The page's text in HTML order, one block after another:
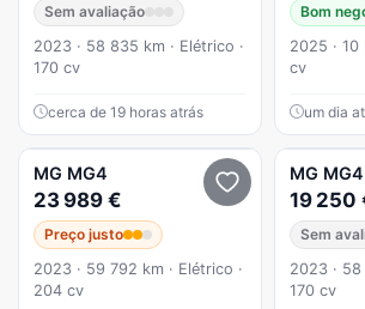
Sem avaliação
2023 · 58 835 km · Elétrico ·
170 cv
cerca de 19 horas atrás
Bom
2025 · 10
cv
um dia
MG MG4
23 989 €
Preço justo
2023 · 59 792 km · Elétrico ·
204 cv
MG MG4
19 250
Sem
2023 · 58
170 cv